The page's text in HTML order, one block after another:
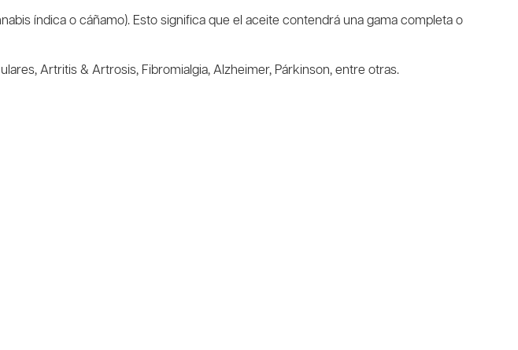
índica o cáñamo). Esto significa que el aceite contendrá una gama completa o
Artritis & Artrosis, Fibromialgia, Alzheimer, Párkinson, entre otras.